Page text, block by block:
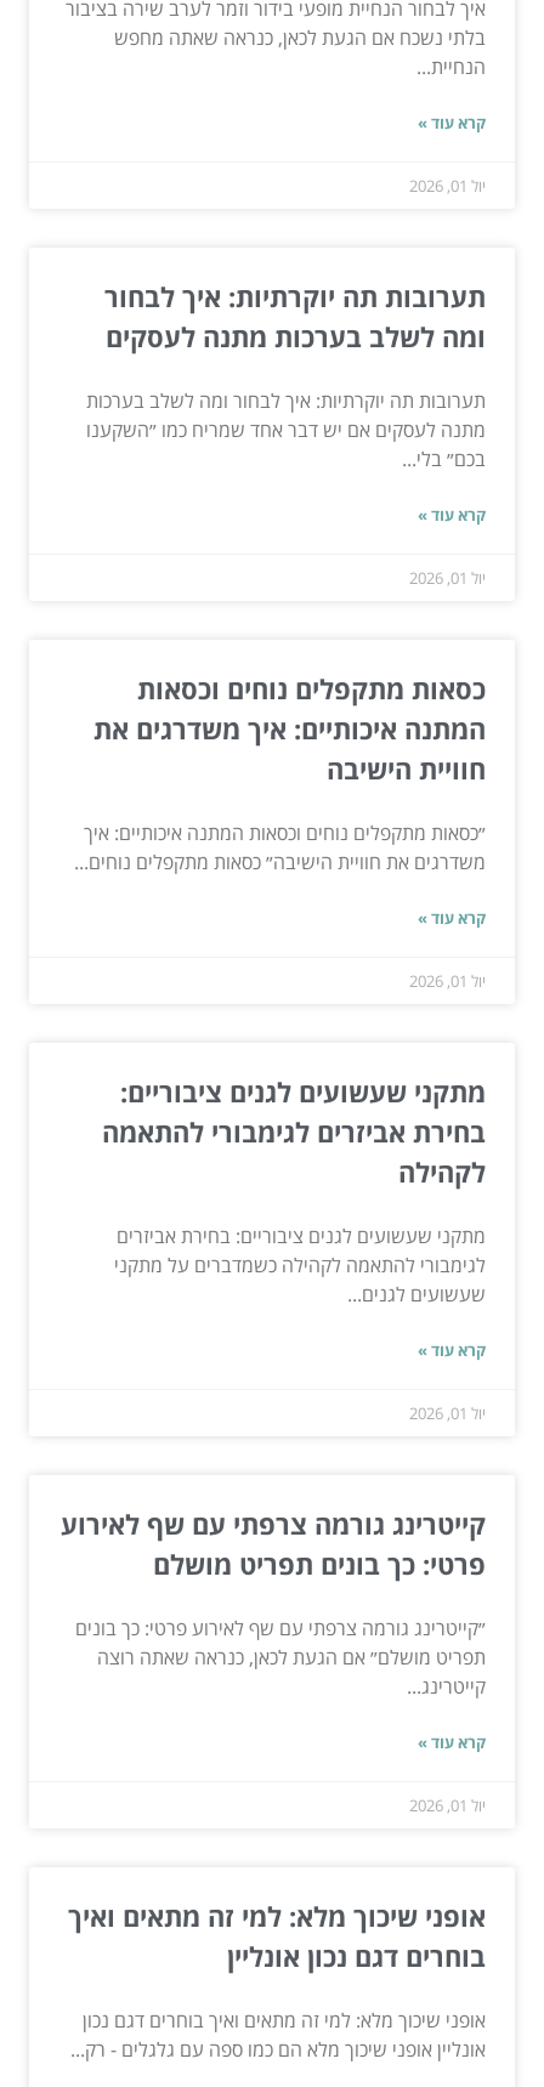
איך לבחור הנחיית מופעי בידור וזמר לערב שירה בציבור
בלתי נשכח אם הגעת לכאן, כנראה שאתה מחפש
הנחיית...
קרא עוד »
יול 01, 2026
תערובות תה יוקרתיות: איך לבחור
ומה לשלב בערכות מתנה לעסקים
תערובות תה יוקרתיות: איך לבחור ומה לשלב בערכות
מתנה לעסקים אם יש דבר אחד שמריח כמו ״השקענו
בכם״ בלי...
קרא עוד »
יול 01, 2026
כסאות מתקפלים נוחים וכסאות
המתנה איכותיים: איך משדרגים את
חוויית הישיבה
״כסאות מתקפלים נוחים וכסאות המתנה איכותיים: איך
משדרגים את חוויית הישיבה״ כסאות מתקפלים נוחים...
קרא עוד »
יול 01, 2026
מתקני שעשועים לגנים ציבוריים:
בחירת אביזרים לגימבורי להתאמה
לקהילה
מתקני שעשועים לגנים ציבוריים: בחירת אביזרים
לגימבורי להתאמה לקהילה כשמדברים על מתקני
שעשועים לגנים...
קרא עוד »
יול 01, 2026
קייטרינג גורמה צרפתי עם שף לאירוע
פרטי: כך בונים תפריט מושלם
״קייטרינג גורמה צרפתי עם שף לאירוע פרטי: כך בונים
תפריט מושלם״ אם הגעת לכאן, כנראה שאתה רוצה
קייטרינג...
קרא עוד »
יול 01, 2026
אופני שיכוך מלא: למי זה מתאים ואיך
בוחרים דגם נכון אונליין
אופני שיכוך מלא: למי זה מתאים ואיך בוחרים דגם נכון
אונליין אופני שיכוך מלא הם כמו ספה עם גלגלים - רק...